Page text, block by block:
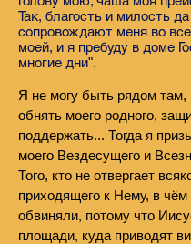
Так, благость и милость да
сопровождают меня во
моей, и я пребуду в доме
многие дни".
Я не могу быть рядом там,
обнять моего родного,
поддержать... Тогда я
моего Вездесущего и
Того, кто не отвергает
приходящего к Нему, в чём
обвиняли, потому что
площади, куда приводят